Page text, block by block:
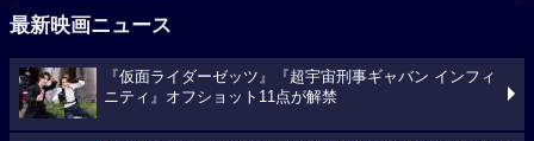
最新映画ニュース
『仮面ライダーゼッツ』『超宇宙刑事ギャバン インフィ
ニティ』オフショット11点が解禁